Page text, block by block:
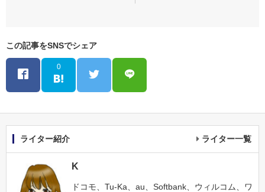
この記事をSNSでシェア
0
ライター紹介 ライター一覧
K
ドコモ、Tu-Ka、au、Softbank、ウィルコム、ワ